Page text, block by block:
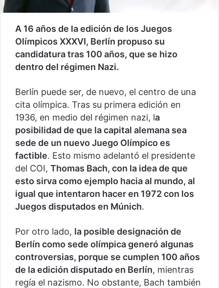
A 16 años de la edición de los Juegos
Olímpicos XXXVI, Berlín propuso su
candidatura tras 100 años, que se hizo
dentro del régimen Nazi.
Berlín puede ser, de nuevo, el centro de una
cita olímpica. Tras su primera edición en
1936, en medio del régimen nazi, la
posibilidad de que la capital alemana sea
sede de un nuevo Juego Olímpico es
factible. Esto mismo adelantó el presidente
del COI, Thomas Bach, con la idea de que
esto sirva como ejemplo hacia al mundo, al
igual que intentaron hacer en 1972 con los
Juegos disputados en Múnich.
Por otro lado, la posible designación de
Berlín como sede olímpica generó algunas
controversias, porque se cumplen 100 años
de la edición disputado en Berlín, mientras
regía el nazismo. No obstante, Bach también